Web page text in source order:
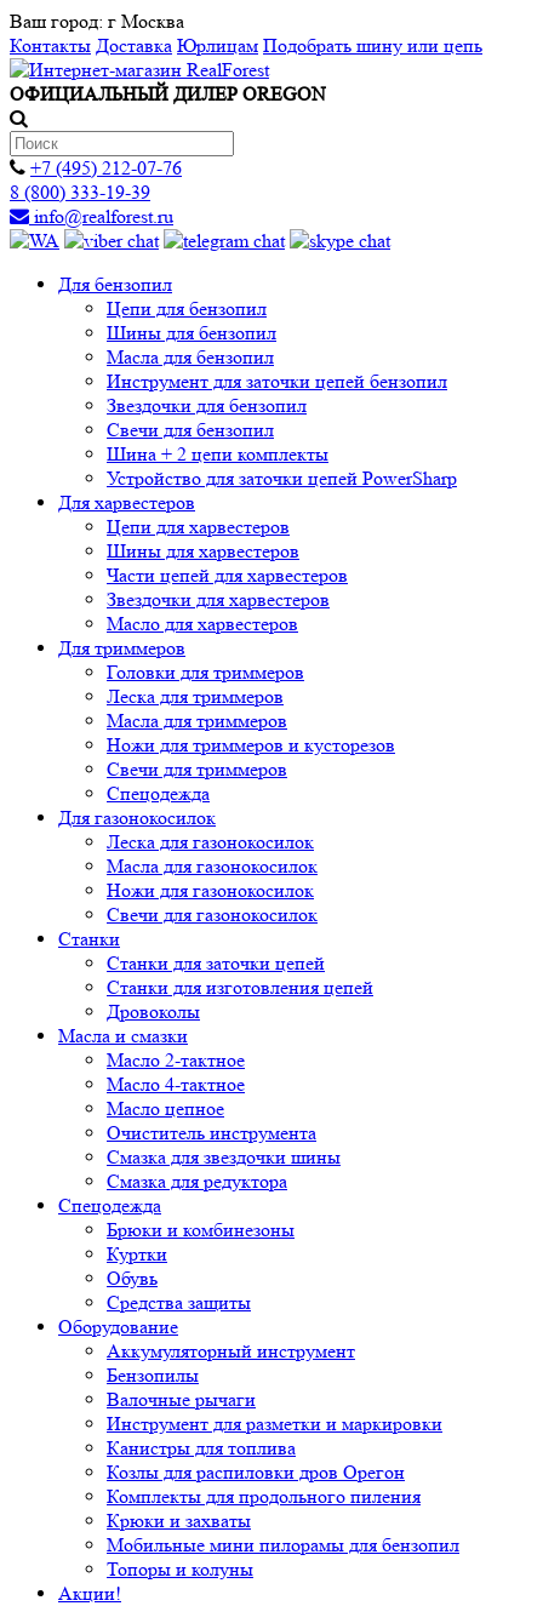
Ваш город: г Москва
Контакты Доставка Юрлицам Подобрать шину или цепь
ОФИЦИАЛЬНЫЙ ДИЛЕР OREGON
+7 (495) 212-07-76
8 (800) 333-19-39
info@realforest.ru
Для бензопил
Цепи для бензопил
Шины для бензопил
Масла для бензопил
Инструмент для заточки цепей бензопил
Звездочки для бензопил
Свечи для бензопил
Шина + 2 цепи комплекты
Устройство для заточки цепей PowerSharp
Для харвестеров
Цепи для харвестеров
Шины для харвестеров
Части цепей для харвестеров
Звездочки для харвестеров
Масло для харвестеров
Для триммеров
Головки для триммеров
Леска для триммеров
Масла для триммеров
Ножи для триммеров и кусторезов
Свечи для триммеров
Спецодежда
Для газонокосилок
Леска для газонокосилок
Масла для газонокосилок
Ножи для газонокосилок
Свечи для газонокосилок
Станки
Cтанки для заточки цепей
Станки для изготовления цепей
Дровоколы
Масла и смазки
Масло 2-тактное
Масло 4-тактное
Масло цепное
Очиститель инструмента
Смазка для звездочки шины
Смазка для редуктора
Спецодежда
Брюки и комбинезоны
Куртки
Обувь
Средства защиты
Оборудование
Аккумуляторный инструмент
Бензопилы
Валочные рычаги
Инструмент для разметки и маркировки
Канистры для топлива
Козлы для распиловки дров Орегон
Комплекты для продольного пиления
Крюки и захваты
Мобильные мини пилорамы для бензопил
Топоры и колуны
Акции!